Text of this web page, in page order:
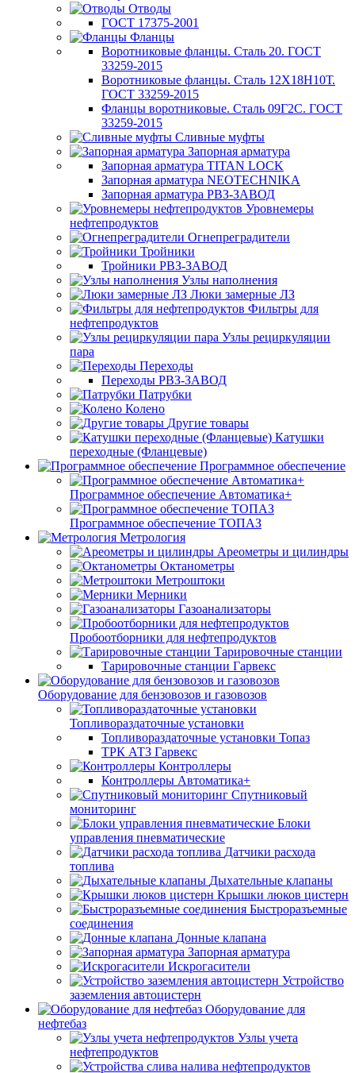
Отводы
ГОСТ 17375-2001
Фланцы
Воротниковые фланцы. Сталь 20. ГОСТ
33259-2015
Воротниковые фланцы. Сталь 12Х18Н10Т.
ГОСТ 33259-2015
Фланцы воротниковые. Сталь 09Г2С. ГОСТ
33259-2015
Сливные муфты
Запорная арматура
Запорная арматура TITAN LOCK
Запорная арматура NEOTECHNIKA
Запорная арматура РВЗ-ЗАВОД
Уровнемеры
нефтепродуктов
Огнепреградители
Тройники
Тройники РВЗ-ЗАВОД
Узлы наполнения
Люки замерные ЛЗ
Фильтры для
нефтепродуктов
Узлы рециркуляции
пара
Переходы
Переходы РВЗ-ЗАВОД
Патрубки
Колено
Другие товары
Катушки
переходные (Фланцевые)
Программное обеспечение
Программное обеспечение Автоматика+
Программное обеспечение ТОПАЗ
Метрология
Ареометры и цилиндры
Октанометры
Метроштоки
Мерники
Газоанализаторы
Пробоотборники для нефтепродуктов
Тарировочные станции
Тарировочные станции Гарвекс
Оборудование для бензовозов и газовозов
Топливораздаточные установки
Топливораздаточные установки Топаз
ТРК АТЗ Гарвекс
Контроллеры
Контроллеры Автоматика+
Спутниковый
мониторинг
Блоки
управления пневматические
Датчики расхода
топлива
Дыхательные клапаны
Крышки люков цистерн
Быстроразъемные
соединения
Донные клапана
Запорная арматура
Искрогасители
Устройство
заземления автоцистерн
Оборудование для
нефтебаз
Узлы учета
нефтепродуктов